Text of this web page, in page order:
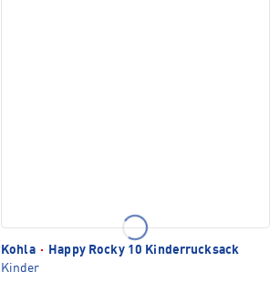
Kohla ·
Happy Rocky 10 Kinderrucksack
Kinder